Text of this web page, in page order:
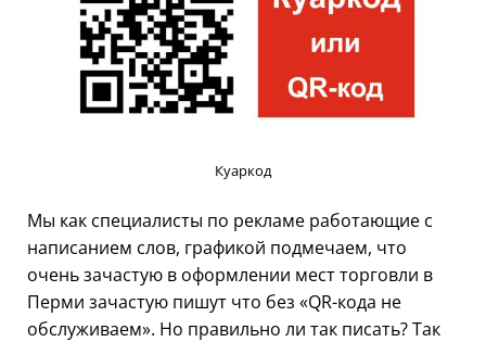
Куаркод
Мы как специалисты по рекламе работающие с
написанием слов, графикой подмечаем, что
очень зачастую в оформлении мест торговли в
Перми зачастую пишут что без «QR-кода не
обслуживаем». Но правильно ли так писать? Так